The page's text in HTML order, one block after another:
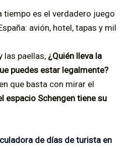
tiempo es el verdadero juego
avión, hotel, tapas y mil
las paellas, ¿Quién lleva la
puedes estar legalmente?
que basta con mirar el
espacio Schengen tiene su
de días de turista en